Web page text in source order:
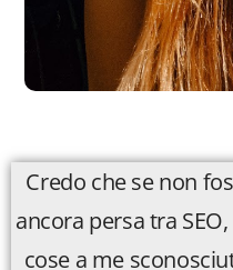
Credo che se non
ancora persa tra
cose a me